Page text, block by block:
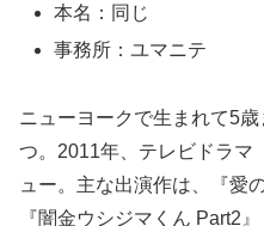
本名：同じ
事務所：ユマニテ
ニューヨークで生まれて5
つ。2011年、テレビドラマ
ュー。主な出演作は、『愛の
『闇金ウシジマくん Part2